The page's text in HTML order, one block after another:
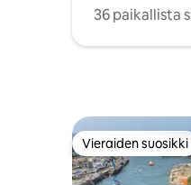
36 paikallista
Vieraiden suosikki
Vieraiden suosikki